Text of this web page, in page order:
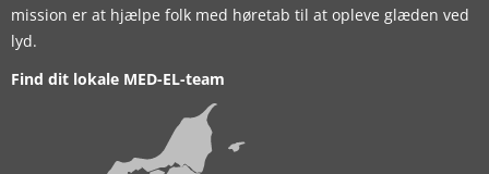
mission er at hjælpe folk med høretab til at opleve glæden ved
lyd.
Find dit lokale MED-EL-team